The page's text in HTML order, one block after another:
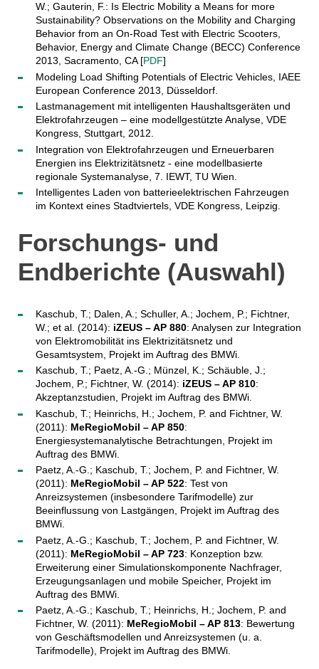
W.; Gauterin, F.: Is Electric Mobility a Means for more
Sustainability? Observations on the Mobility and Charging
Behavior from an On-Road Test with Electric Scooters,
Behavior, Energy and Climate Change (BECC) Conference
2013, Sacramento, CA [PDF]
Modeling Load Shifting Potentials of Electric Vehicles, IAEE
European Conference 2013, Düsseldorf.
Lastmanagement mit intelligenten Haushaltsgeräten und
Elektrofahrzeugen – eine modellgestützte Analyse, VDE
Kongress, Stuttgart, 2012.
Integration von Elektrofahrzeugen und Erneuerbaren
Energien ins Elektrizitätsnetz - eine modellbasierte
regionale Systemanalyse, 7. IEWT, TU Wien.
Intelligentes Laden von batterieelektrischen Fahrzeugen
im Kontext eines Stadtviertels, VDE Kongress, Leipzig.
Forschungs- und
Endberichte (Auswahl)
Kaschub, T.; Dalen, A.; Schuller, A.; Jochem, P.; Fichtner,
W.; et al. (2014): iZEUS – AP 880: Analysen zur Integration
von Elektromobilität ins Elektrizitätsnetz und
Gesamtsystem, Projekt im Auftrag des BMWi.
Kaschub, T.; Paetz, A.-G.; Münzel, K.; Schäuble, J.;
Jochem, P.; Fichtner, W. (2014): iZEUS – AP 810:
Akzeptanzstudien, Projekt im Auftrag des BMWi.
Kaschub, T.; Heinrichs, H.; Jochem, P. and Fichtner, W.
(2011): MeRegioMobil – AP 850:
Energiesystemanalytische Betrachtungen, Projekt im
Auftrag des BMWi.
Paetz, A.-G.; Kaschub, T.; Jochem, P. and Fichtner, W.
(2011): MeRegioMobil – AP 522: Test von
Anreizsystemen (insbesondere Tarifmodelle) zur
Beeinflussung von Lastgängen, Projekt im Auftrag des
BMWi.
Paetz, A.-G.; Kaschub, T.; Jochem, P. and Fichtner, W.
(2011): MeRegioMobil – AP 723: Konzeption bzw.
Erweiterung einer Simulationskomponente Nachfrager,
Erzeugungsanlagen und mobile Speicher, Projekt im
Auftrag des BMWi.
Paetz, A.-G.; Kaschub, T.; Heinrichs, H.; Jochem, P. and
Fichtner, W. (2011): MeRegioMobil – AP 813: Bewertung
von Geschäftsmodellen und Anreizsystemen (u. a.
Tarifmodelle), Projekt im Auftrag des BMWi.